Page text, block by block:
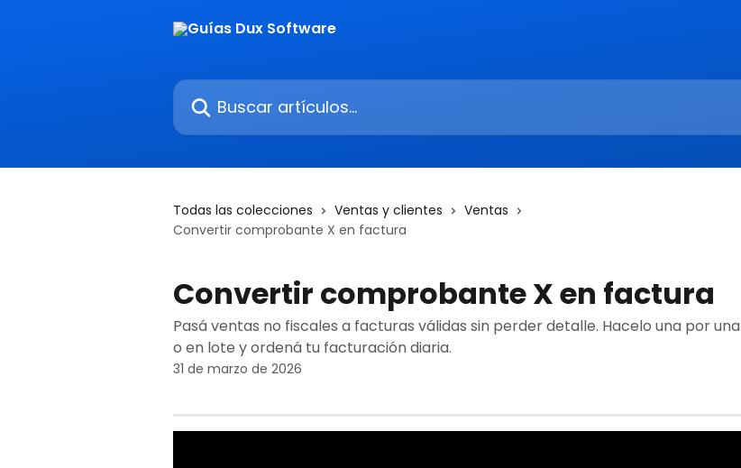
Buscar artículos...
Todas las colecciones Ventas y clientes
Ventas
Convertir comprobante X en factura
Convertir comprobante X en factura
Pasá ventas no fiscales a facturas válidas sin perder detalle. Hacelo una por una
o en lote y ordená tu facturación diaria.
31 de marzo de 2026